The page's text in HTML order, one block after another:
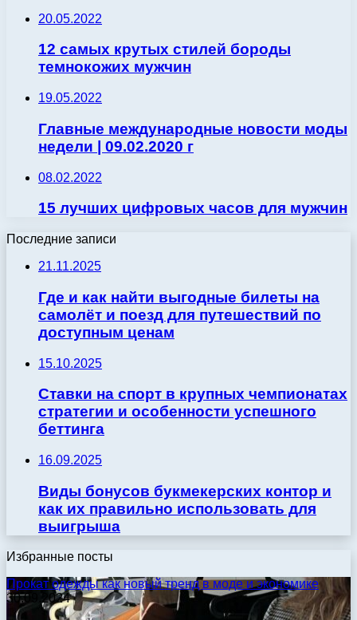
20.05.2022
12 самых крутых стилей бороды
темнокожих мужчин
19.05.2022
Главные международные новости моды
недели | 09.02.2020 г
08.02.2022
15 лучших цифровых часов для мужчин
Последние записи
21.11.2025
Где и как найти выгодные билеты на
самолёт и поезд для путешествий по
доступным ценам
15.10.2025
Ставки на спорт в крупных чемпионатах
стратегии и особенности успешного
беттинга
16.09.2025
Виды бонусов букмекерских контор и
как их правильно использовать для
выигрыша
Избранные посты
Прокат одежды как новый тренд в моде и экономике
30.09.2024